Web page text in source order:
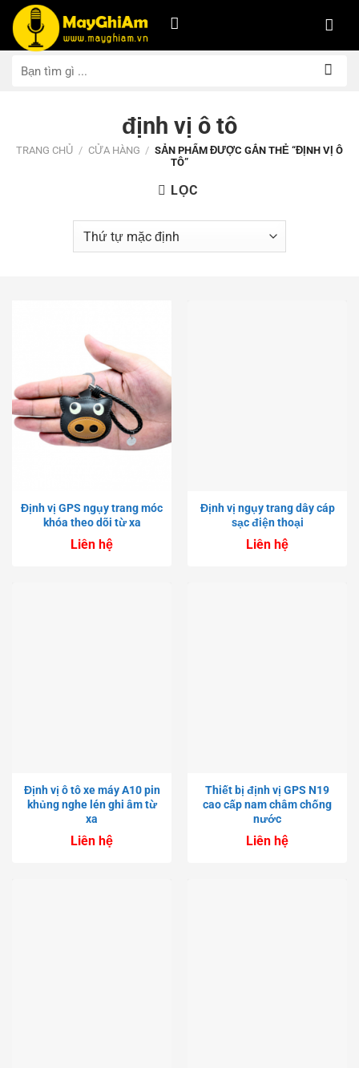
qua
nội
dung
Tìm
định vị ô tô
TRANG CHỦ / CỬA HÀNG / SẢN PHẨM ĐƯỢC GẮN THẺ “ĐỊNH VỊ Ô
TÔ”
LỌC
Định vị GPS ngụy trang móc
khóa theo dõi từ xa
Liên hệ
Định vị ngụy trang dây cáp
sạc điện thoại
Liên hệ
Định vị ô tô xe máy A10 pin
khủng nghe lén ghi âm từ
xa
Liên hệ
Thiết bị định vị GPS N19
cao cấp nam châm chống
nước
Liên hệ